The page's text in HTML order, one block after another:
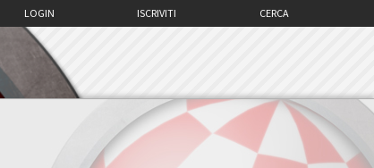
CERCA
ISCRIVITI
LOGIN